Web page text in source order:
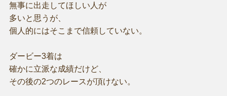
無事に出走してほしい人が
多いと思うが、
個人的にはそこまで信頼していない。
ダービー3着は
確かに立派な成績だけど、
その後の2つのレースが頂けない。